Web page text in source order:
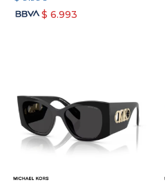
$ 6.993